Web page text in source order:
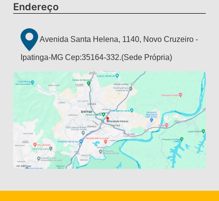
Endereço
Avenida Santa Helena, 1140, Novo Cruzeiro -
Ipatinga-MG Cep:35164-332.(Sede Própria)